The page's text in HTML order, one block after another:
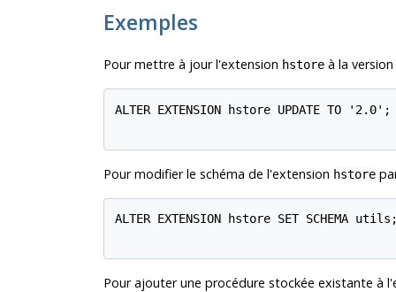
Exemples
Pour mettre à jour l'extension hstoreà la version
ALTER EXTENSION hstore UPDATE TO '2.0';
Pour modifier le schéma de l'extension hstore
ALTER EXTENSION hstore SET SCHEMA
Pour ajouter une procédure stockée existante à